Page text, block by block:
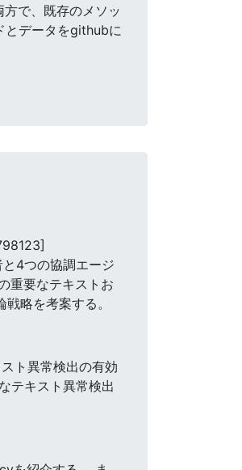
で、既存のメソッ
とデータをgithubに
4つの協調エージ
重要なテキストお
略を考案する。
ト異常検出の有効
テキスト異常検出